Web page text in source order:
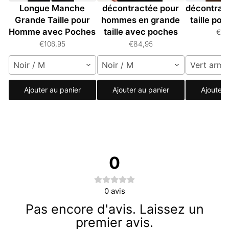
Longue Manche
Grande Taille pour
Homme avec Poches
€106,95
Noir / M
Ajouter au panier
décontractée pour
hommes en grande
taille avec poches
€84,95
Noir / M
Ajouter au panier
taille
Vert
Ajouter
0
0 avis
Pas encore d'avis. Laissez un
premier avis.